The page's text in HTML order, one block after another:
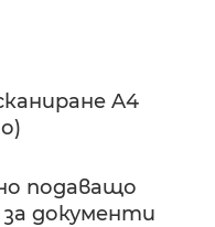
A4
подаващо
документи